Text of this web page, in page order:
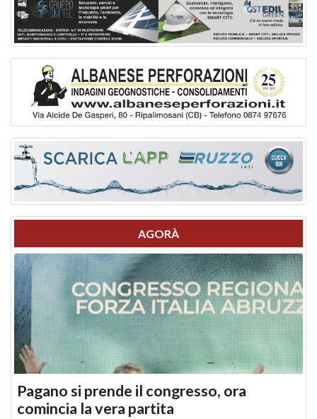
AGORÀ
Pagano si prende il congresso, ora
comincia la vera partita